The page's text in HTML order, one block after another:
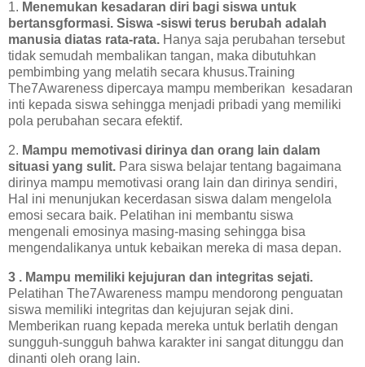
1. Menemukan kesadaran diri bagi siswa untuk
bertansgformasi. Siswa -siswi terus berubah adalah
manusia diatas rata-rata. Hanya saja perubahan tersebut
tidak semudah membalikan tangan, maka dibutuhkan
pembimbing yang melatih secara khusus.Training
The7Awareness dipercaya mampu memberikan kesadaran
inti kepada siswa sehingga menjadi pribadi yang memiliki
pola perubahan secara efektif.
2. Mampu memotivasi dirinya dan orang lain dalam
situasi yang sulit. Para siswa belajar tentang bagaimana
dirinya mampu memotivasi orang lain dan dirinya sendiri,
Hal ini menunjukan kecerdasan siswa dalam mengelola
emosi secara baik. Pelatihan ini membantu siswa
mengenali emosinya masing-masing sehingga bisa
mengendalikanya untuk kebaikan mereka di masa depan.
3 . Mampu memiliki kejujuran dan integritas sejati.
Pelatihan The7Awareness mampu mendorong penguatan
siswa memiliki integritas dan kejujuran sejak dini.
Memberikan ruang kepada mereka untuk berlatih dengan
sungguh-sungguh bahwa karakter ini sangat ditunggu dan
dinanti oleh orang lain.